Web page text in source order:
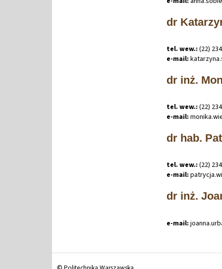
dr
tel. wew.: (22)
e-mail: katarzyna.
dr inż.
tel. wew.: (22)
e-mail: monika.
dr hab.
tel. wew.: (22)
e-mail: patrycja.
dr inż.
e-mail: joanna.